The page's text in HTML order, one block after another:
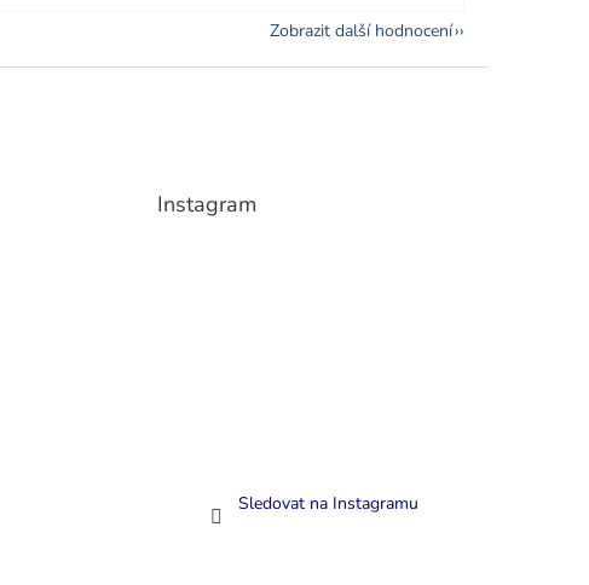
Zobrazit další hodnocení
Instagram
Sledovat na Instagramu